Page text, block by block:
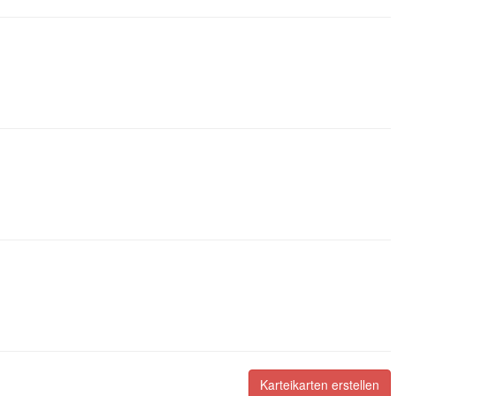
Karteikarten erstellen